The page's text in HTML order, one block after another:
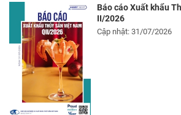
Báo cáo Xuất khẩu
II/2026
Cập nhật: 31/07/2026